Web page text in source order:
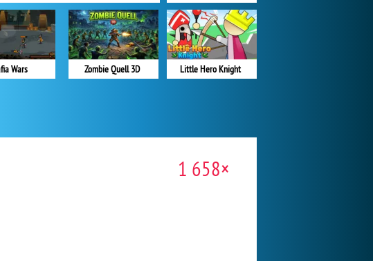
Little Hero Knight
Wars Zombie Quell 3D
1 658×